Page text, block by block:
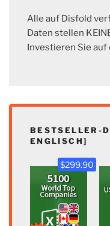
Alle auf Disfold
Daten stellen
Investieren Sie auf
BESTSELLER-
ENGLISCH]
$299.90